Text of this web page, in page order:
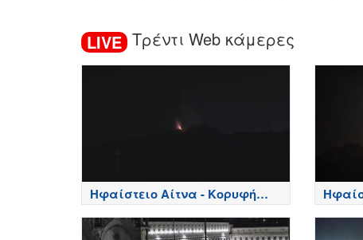
LIVE Τρέντι Web κάμερες
Ηφαίστειο Αίτνα - Κορυφή
κρατήρων, Etna